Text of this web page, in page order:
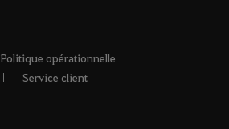
Politique opérationnelle
Service client